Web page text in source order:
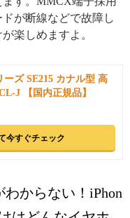
が断線などで故障し
楽しめますよ。
ズ SE215 カナル型 高
J 【国内正規品】
今すぐチェック
わからない！iPhon